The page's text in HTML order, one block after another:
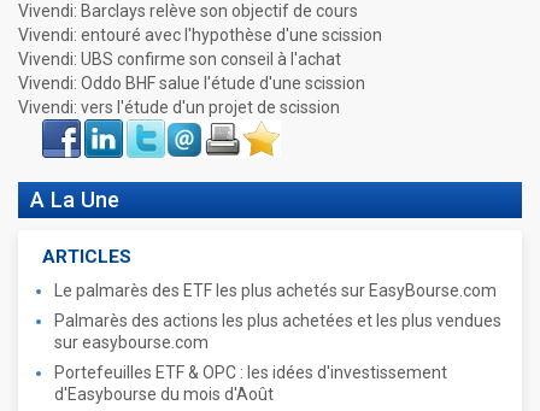
Vivendi: Barclays relève son objectif de cours
Vivendi: entouré avec l'hypothèse d'une scission
Vivendi: UBS confirme son conseil à l'achat
Vivendi: Oddo BHF salue l'étude d'une scission
Vivendi: vers l'étude d'un projet de scission
Face
book
LinkIn Twitter Envoyer ImprimerFavoris
A La Une
ARTICLES
Le palmarès des ETF les plus achetés sur EasyBourse.com
Palmarès des actions les plus achetées et les plus vendues
sur easybourse.com
Portefeuilles ETF & OPC : les idées d'investissement
d'Easybourse du mois d'Août